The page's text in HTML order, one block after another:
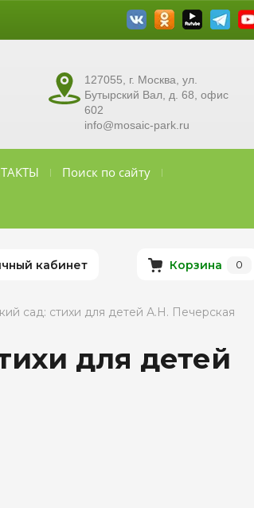
127055, г. Москва, ул.
Бутырский Вал, д. 68, офис
602
info@mosaic-park.ru
Поиск по сайту
кабинет Корзина 0
сад: стихи для детей А.Н. Печерская
для детей